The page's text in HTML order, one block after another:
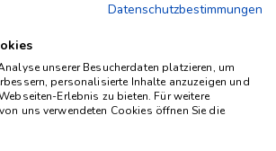
Uhr
Gastro richtet sich ausschließlich an
Datenschutzbestimmungen
unserer Besucherdaten platzieren, um
personalisierte Inhalte anzuzeigen und
Erlebnis zu bieten. Für weitere
uns verwendeten Cookies öffnen Sie die